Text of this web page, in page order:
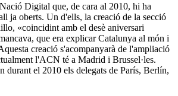
Digital que, de cara al 2010, hi ha
ja oberts. Un d'ells, la creació de la secció
«coincidint amb el desè aniversari
que era explicar Catalunya al món i
creació s'acompanyarà de l'ampliació
l'ACN té a Madrid i Brussel·les.
durant el 2010 els delegats de París, Berlín,